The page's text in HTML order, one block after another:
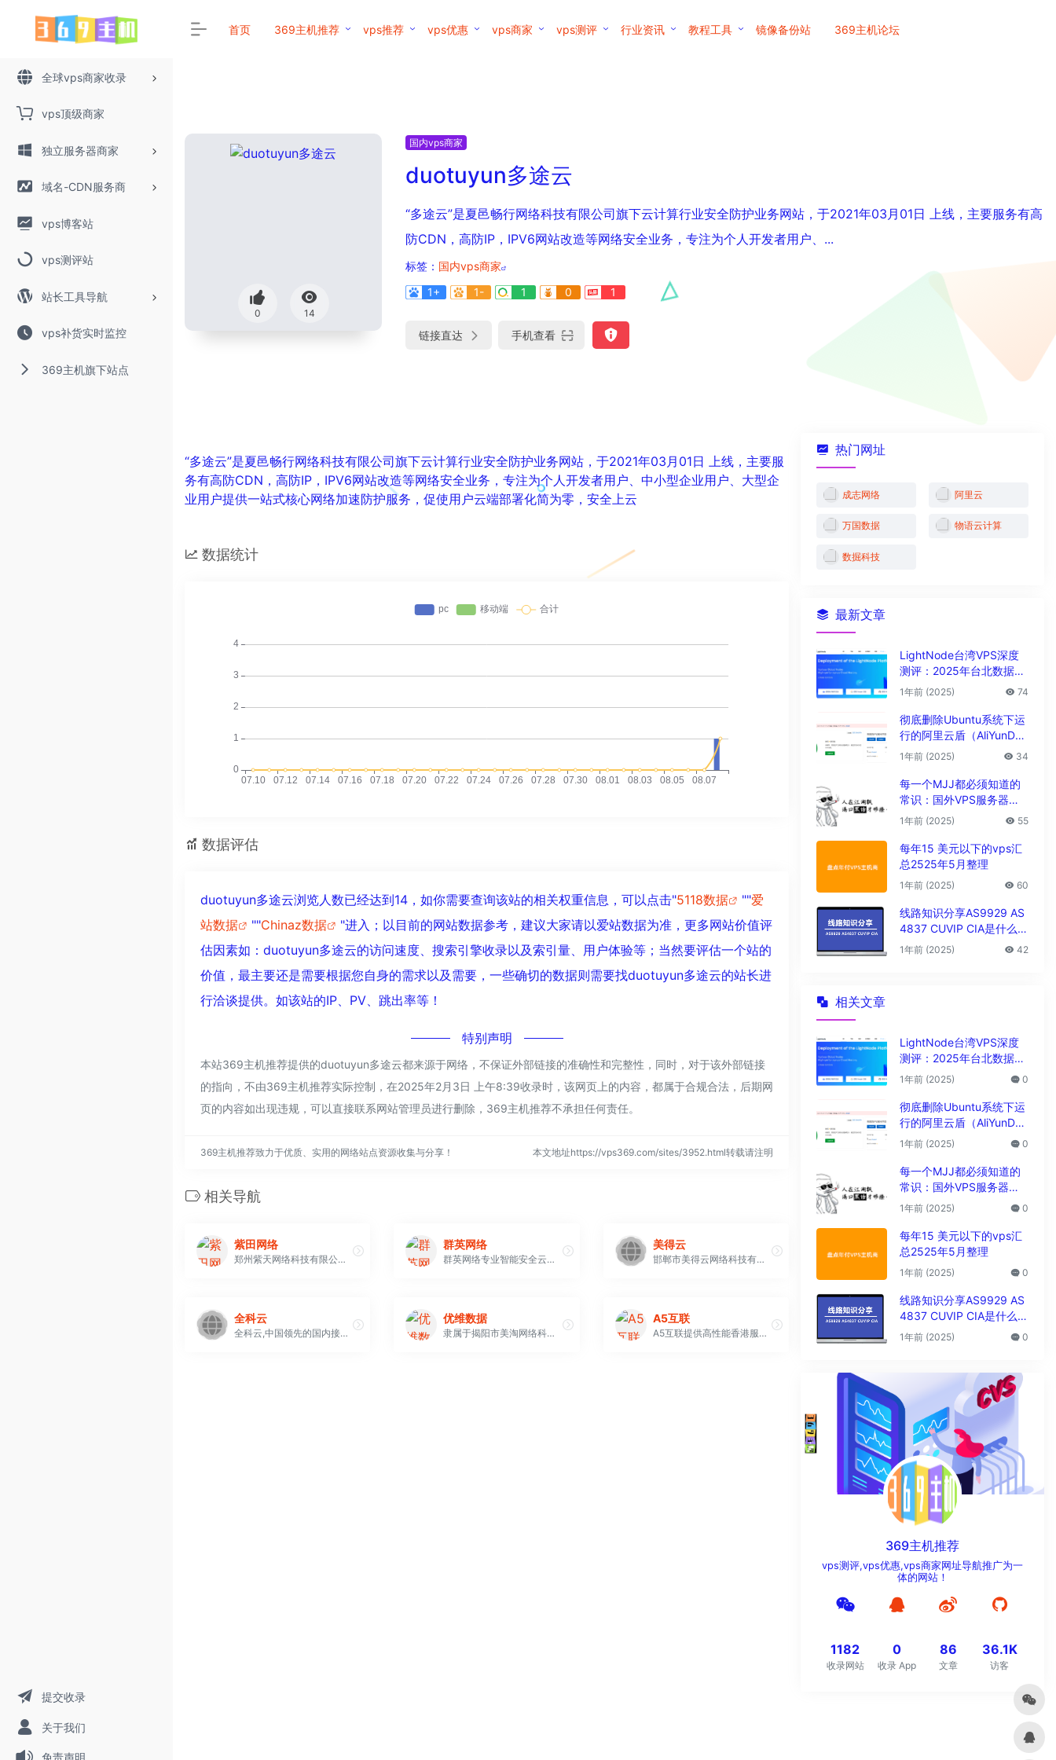
全球vps商家收录
vps顶级商家
独立服务器商家
域名-CDN服务商
vps博客站
vps测评站
站长工具导航
vps补货实时监控
369主机旗下站点
提交收录
关于我们
免责声明
首页 369主机推荐 vps推荐 vps优惠 vps商家 vps测评 行业资讯 教程工具 镜像备份站 369主机论坛
0 14
国内vps商家
duotuyun多途云
“多途云”是夏邑畅行网络科技有限公司旗下云计算行业安全防护业务网站，于2021年03月01日 上线，主要服务有高
防CDN，高防IP，IPV6网站改造等网络安全业务，专注为个人开发者用户、...
标签： 国内vps商家
1+
1- 1 0 1
链接直达 手机查看
“多途云”是夏邑畅行网络科技有限公司旗下云计算行业安全防护业务网站，于2021年03月01日 上线，主要服
务有高防CDN，高防IP，IPV6网站改造等网络安全业务，专注为个人开发者用户、中小型企业用户、大型企
业用户提供一站式核心网络加速防护服务，促使用户云端部署化简为零，安全上云
数据统计
数据评估
duotuyun多途云浏览人数已经达到14，如你需要查询该站的相关权重信息，可以点击"5118数据 ""爱
站数据
""Chinaz数据
"进入；以目前的网站数据参考，建议大家请以爱站数据为准，更多网站价值评
估因素如：duotuyun多途云的访问速度、搜索引擎收录以及索引量、用户体验等；当然要评估一个站的
价值，最主要还是需要根据您自身的需求以及需要，一些确切的数据则需要找duotuyun多途云的站长进
行洽谈提供。如该站的IP、PV、跳出率等！
特别声明
本站369主机推荐提供的duotuyun多途云都来源于网络，不保证外部链接的准确性和完整性，同时，对于该外部链接
的指向，不由369主机推荐实际控制，在2025年2月3日 上午8:39收录时，该网页上的内容，都属于合规合法，后期网
页的内容如出现违规，可以直接联系网站管理员进行删除，369主机推荐不承担任何责任。
369主机推荐致力于优质、实用的网络站点资源收集与分享！ 本文地址https://vps369.com/sites/3952.html转载请注明
相关导航
紫田网络
郑州紫天网络科技有限公司是一家著名的互联网数据中心 （IDC） 提供商，总部位于中国河南省郑州市。公司成立于 2005 年，以其可靠性和高质量的服务而迅速崛起为中国 IDC 服务行业前十强之一
群英网络
群英网络专业智能安全云计算服务商,17年老牌IDC商。提供高防服务器、云服务器、香港服务器、服务器租用托管等，全新二代智能平台,提供全方位云安全解决方案。群防超过1500G盾,BGP神级防护线路
美得云
邯郸市美得云网络科技有限公司成立于2021年，是国内领先的互联网业务平台服务提供商，公司专注为用户打造低价高性能云计算产品，致力于云计算应用的易用性开发，并引导云计算在国内普及，持有国家工信部颁发的《全国增值电信业务经营许可证》ISP证、IDC证、云牌照
全科云
全科云,中国领先的国内接入服务商,4年IDC经验,专业提供国内服务器租用,高防VPS,抗攻击VPS服务器,扬州服务器,绍兴服务器,枣庄服务器,服务器租用,等等等服务!
优维数据
隶属于揭阳市美淘网络科技科技有限公司旗下云计算品牌
A5互联
A5互联提供高性能香港服务器,香港DDos高防服务器,美国服务器等海外服务器租用托管服务，双向CN2三网直连,GIA+BGP高速网络。
热门网址
成志网络 阿里云
万国数据 物语云计算
数掘科技
最新文章
LightNode台湾VPS深度
测评：2025年台北数据中
心vps性能与解锁能力全解
1年前 (2025) 74
彻底删除Ubuntu系统下运
行的阿里云盾（AliYunDu
n/Aegis）
1年前 (2025) 34
每一个MJJ都必须知道的
常识：国外VPS服务器圈
子黑话大全
1年前 (2025) 55
每年15 美元以下的vps汇
总2525年5月整理
1年前 (2025) 60
线路知识分享AS9929 AS
4837 CUVIP CIA是什么线
路?
1年前 (2025) 42
相关文章
LightNode台湾VPS深度
测评：2025年台北数据中
心vps性能与解锁能力全解
1年前 (2025) 0
彻底删除Ubuntu系统下运
行的阿里云盾（AliYunDu
n/Aegis）
1年前 (2025) 0
每一个MJJ都必须知道的
常识：国外VPS服务器圈
子黑话大全
1年前 (2025) 0
每年15 美元以下的vps汇
总2525年5月整理
1年前 (2025) 0
线路知识分享AS9929 AS
4837 CUVIP CIA是什么线
路?
1年前 (2025) 0
369主机推荐
vps测评,vps优惠,vps商家网址导航推广为一
体的网站！
1182
收录网站
0
收录 App
86
文章
36.1K
访客